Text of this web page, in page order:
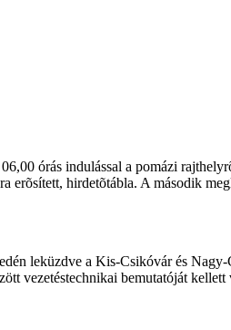
órás indulással a pomázi
hirdetõtábla. A második
leküzdve a Kis-Csikóvár és
vezetéstechnikai bemutatóját